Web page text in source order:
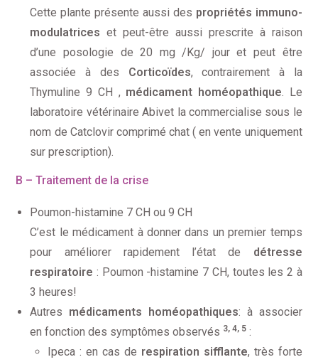
Cette plante présente aussi des propriétés immuno-
modulatrices et peut-être aussi prescrite à raison
d’une posologie de 20 mg /Kg/ jour et peut être
associée à des Corticoïdes, contrairement à la
Thymuline 9 CH , médicament homéopathique. Le
laboratoire vétérinaire Abivet la commercialise sous le
nom de Catclovir comprimé chat ( en vente uniquement
sur prescription).
B – Traitement de la crise
Poumon-histamine 7 CH ou 9 CH
C’est le médicament à donner dans un premier temps
pour améliorer rapidement l’état de détresse
respiratoire : Poumon -histamine 7 CH, toutes les 2 à
3 heures!
Autres médicaments homéopathiques: à associer
en fonction des symptômes observés 3, 4, 5 :
Ipeca : en cas de respiration sifflante, très forte